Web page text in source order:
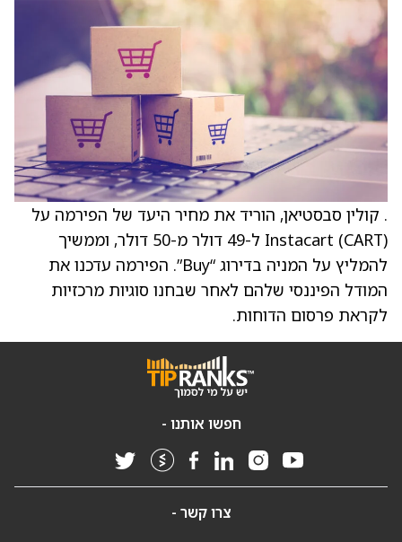
. קולין סבסטיאן, הוריד את מחיר היעד של הפירמה על
Instacart (CART) ל-49 דולר מ-50 דולר, וממשיך
להמליץ על המניה בדירוג “Buy”. הפירמה עדכנו את
המודל הפיננסי שלהם לאחר שבחנו סוגיות מרכזיות
לקראת פרסום הדוחות.
חפשו אותנו -
צרו קשר -